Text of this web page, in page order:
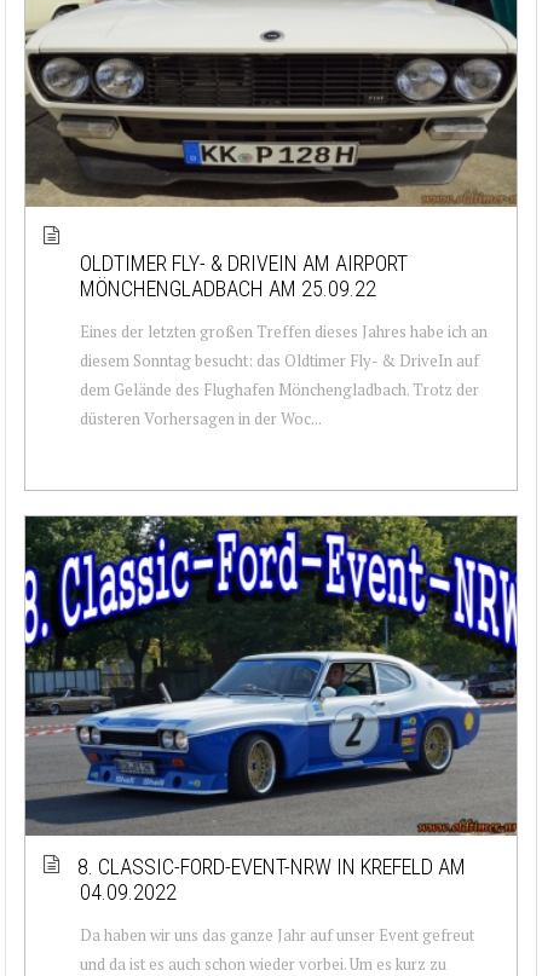
OLDTIMER FLY- & DRIVEIN AM AIRPORT
MÖNCHENGLADBACH AM 25.09.22
Eines der letzten großen Treffen dieses Jahres habe ich an
diesem Sonntag besucht: das Oldtimer Fly- & DriveIn auf
dem Gelände des Flughafen Mönchengladbach. Trotz der
düsteren Vorhersagen in der Woc...
8. CLASSIC-FORD-EVENT-NRW IN KREFELD AM
04.09.2022
Da haben wir uns das ganze Jahr auf unser Event gefreut
und da ist es auch schon wieder vorbei. Um es kurz zu